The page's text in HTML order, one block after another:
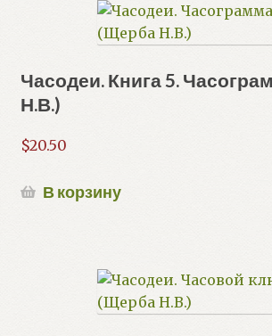
Часодеи. Книга 5.
Н.В.)
$20.50
В корзину